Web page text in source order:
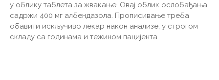
у облику таблета за жвакање. Овај облик ослобађања
садржи 400 мг албендазола. Прописивање треба
обавити искључиво лекар након анализе, у строгом
складу са годинама и тежином пацијента.